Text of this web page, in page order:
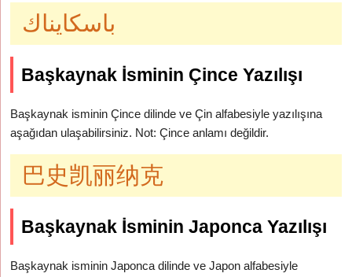
باسكايناك
Başkaynak İsminin Çince Yazılışı
Başkaynak isminin Çince dilinde ve Çin alfabesiyle yazılışına
aşağıdan ulaşabilirsiniz. Not: Çince anlamı değildir.
巴史凯丽纳克
Başkaynak İsminin Japonca Yazılışı
Başkaynak isminin Japonca dilinde ve Japon alfabesiyle